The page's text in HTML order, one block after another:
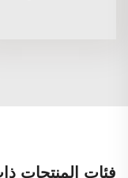
فئات المنتجات